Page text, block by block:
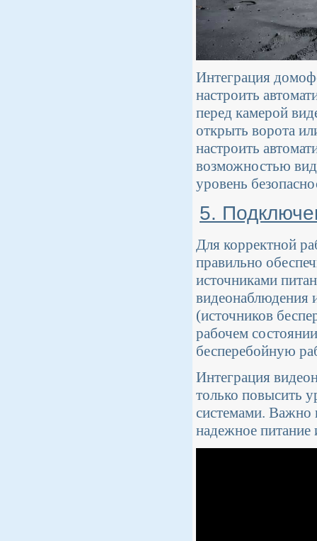
Интеграция
настроить
перед камерой
открыть ворота
настроить
возможностью
уровень
5.
Для корректной
правильно
источниками
видеонаблюдения
(источников
рабочем
бесперебойную
Интеграция
только повысить
системами. Важно
надежное